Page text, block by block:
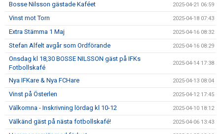
Bosse Nilsson gästade Kaféet 2025-04-21 06:59
Vinst mot Torn 2025-04-18 07:43
Extra Stämma 1 Maj 2025-04-16 08:32
Stefan Alfelt avgår som Ordförande 2025-04-16 08:29
Onsdag kl 18,30 BOSSE NILSSON gäst på IFKs
Fotbollskafé
2025-04-14 17:38
Nya IFKare & Nya FCHare 2025-04-13 08:04
Vinst på Österlen 2025-04-12 17:45
Välkomna - Inskrivning lördag kl 10-12 2025-04-10 18:12
Välkänd gäst på nästa fotbollskafé! 2025-04-06 13:43